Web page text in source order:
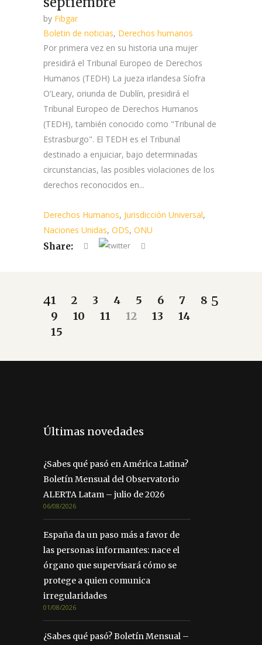
by Fibgar
Boletin de noticias, Derechos humanos
Por primera vez en su historia una mujer
presidirá el Tribunal Europeo de Derechos
Humanos (TEDH) La jueza irlandesa Síofra
O’Leary, oriunda de Dublín, presidirá el
Tribunal Europeo de Derechos Humanos
(TEDH), también conocido como "Tribunal de
Estrasburgo". El TEDH es el Tribunal
destinado a enjuiciar, bajo determinadas
circunstancias, las posibles violaciones de los
derechos reconocidos en...
Derechos Humanos, Jurisdicción Universal,
Naciones Unidas, ODS, ONU
Share:
1 2 3 4 5 6 7
8
9
10 11 12 13
14
15
Últimas novedades
¿Sabes qué pasó en América Latina?
Boletín Mensual del Observatorio
ALERTA Latam – julio de 2026
06/08/2026
España da un paso más a favor de
las personas informantes: nace el
órgano que supervisará cómo se
protege a quien comunica
irregularidades
01/08/2026
¿Sabes qué pasó? Boletín Mensual –